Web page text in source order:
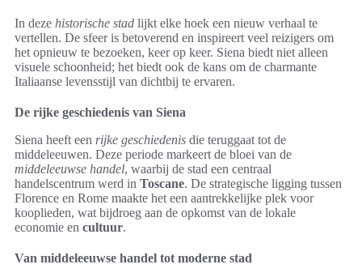
In deze historische stad lijkt elke hoek een nieuw verhaal te
vertellen. De sfeer is betoverend en inspireert veel reizigers om
het opnieuw te bezoeken, keer op keer. Siena biedt niet alleen
visuele schoonheid; het biedt ook de kans om de charmante
Italiaanse levensstijl van dichtbij te ervaren.
De rijke geschiedenis van Siena
Siena heeft een rijke geschiedenis die teruggaat tot de
middeleeuwen. Deze periode markeert de bloei van de
middeleeuwse handel, waarbij de stad een centraal
handelscentrum werd in Toscane. De strategische ligging tussen
Florence en Rome maakte het een aantrekkelijke plek voor
kooplieden, wat bijdroeg aan de opkomst van de lokale
economie en cultuur.
Van middeleeuwse handel tot moderne stad